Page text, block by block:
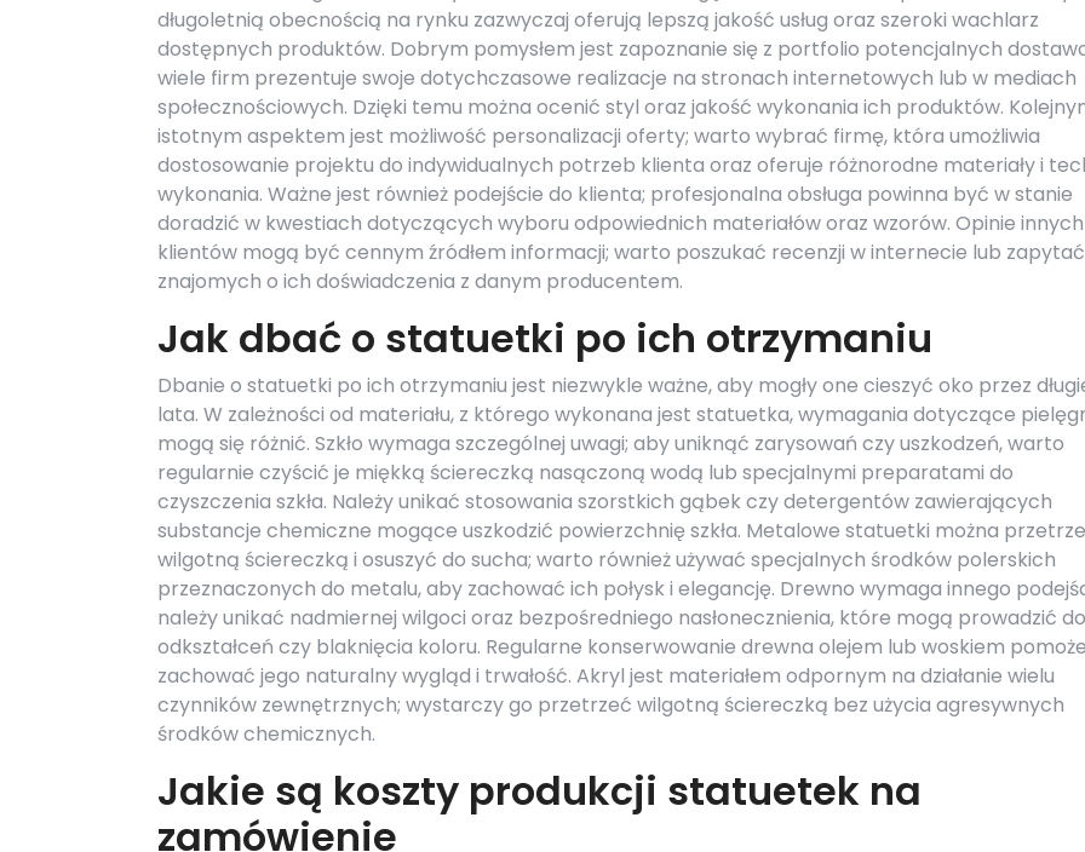
długoletnią obecnością na rynku zazwyczaj oferują lepszą jakość usług oraz szeroki wachlarz
dostępnych produktów. Dobrym pomysłem jest zapoznanie się z portfolio potencjalnych
wiele firm prezentuje swoje dotychczasowe realizacje na stronach internetowych lub w mediach
społecznościowych. Dzięki temu można ocenić styl oraz jakość wykonania ich produktów.
istotnym aspektem jest możliwość personalizacji oferty; warto wybrać firmę, która umożliwia
dostosowanie projektu do indywidualnych potrzeb klienta oraz oferuje różnorodne materiały i
wykonania. Ważne jest również podejście do klienta; profesjonalna obsługa powinna być w stanie
doradzić w kwestiach dotyczących wyboru odpowiednich materiałów oraz wzorów. Opinie innych
klientów mogą być cennym źródłem informacji; warto poszukać recenzji w internecie lub zapytać
znajomych o ich doświadczenia z danym producentem.
Jak dbać o statuetki po ich otrzymaniu
Dbanie o statuetki po ich otrzymaniu jest niezwykle ważne, aby mogły one cieszyć oko przez
lata. W zależności od materiału, z którego wykonana jest statuetka, wymagania dotyczące
mogą się różnić. Szkło wymaga szczególnej uwagi; aby uniknąć zarysowań czy uszkodzeń, warto
regularnie czyścić je miękką ściereczką nasączoną wodą lub specjalnymi preparatami do
czyszczenia szkła. Należy unikać stosowania szorstkich gąbek czy detergentów zawierających
substancje chemiczne mogące uszkodzić powierzchnię szkła. Metalowe statuetki można
wilgotną ściereczką i osuszyć do sucha; warto również używać specjalnych środków polerskich
przeznaczonych do metalu, aby zachować ich połysk i elegancję. Drewno wymaga innego
należy unikać nadmiernej wilgoci oraz bezpośredniego nasłonecznienia, które mogą prowadzić do
odkształceń czy blaknięcia koloru. Regularne konserwowanie drewna olejem lub woskiem pomoże
zachować jego naturalny wygląd i trwałość. Akryl jest materiałem odpornym na działanie wielu
czynników zewnętrznych; wystarczy go przetrzeć wilgotną ściereczką bez użycia agresywnych
środków chemicznych.
Jakie są koszty produkcji statuetek na
zamówienie